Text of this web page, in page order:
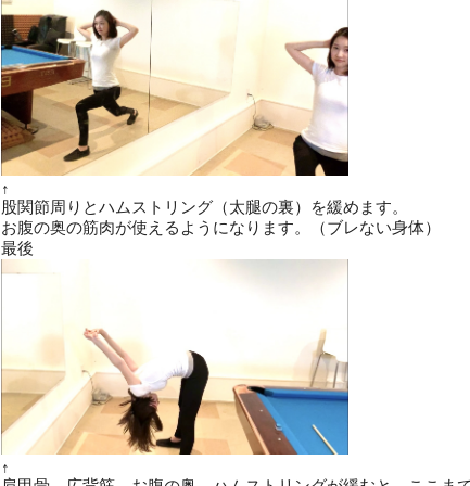
↑
股関節周りとハムストリング（太腿の裏）を緩めます。
お腹の奥の筋肉が使えるようになります。（ブレない身体）
最後
↑